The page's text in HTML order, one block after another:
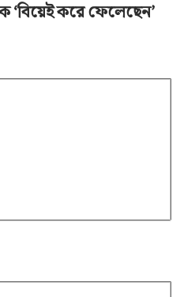
‘বিয়েই করে ফেলেছেন’